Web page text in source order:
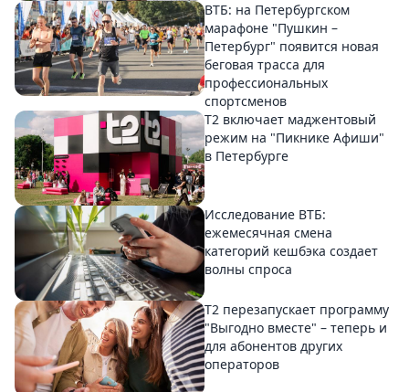
ВТБ: на Петербургском
марафоне "Пушкин –
Петербург" появится новая
беговая трасса для
профессиональных
спортсменов
Т2 включает маджентовый
режим на "Пикнике Афиши"
в Петербурге
Исследование ВТБ:
ежемесячная смена
категорий кешбэка создает
волны спроса
Т2 перезапускает программу
"Выгодно вместе" – теперь и
для абонентов других
операторов